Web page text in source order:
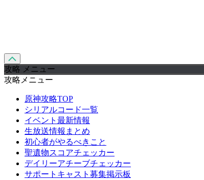
攻略 メニュー
攻略メニュー
原神攻略TOP
シリアルコード一覧
イベント最新情報
生放送情報まとめ
初心者がやるべきこと
聖遺物スコアチェッカー
デイリーアチーブチェッカー
サポートキャスト募集掲示板